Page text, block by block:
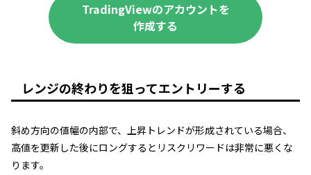
TradingViewのアカウントを
作成する
レンジの終わりを狙ってエントリーする
斜め方向の値幅の内部で、上昇トレンドが形成されている場合、
高値を更新した後にロングするとリスクリワードは非常に悪くな
ります。